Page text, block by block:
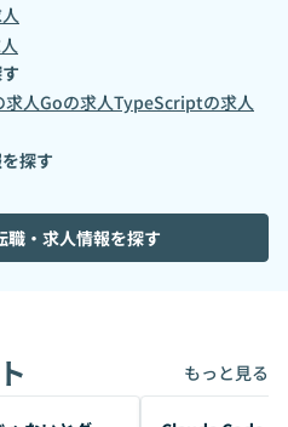
求人Goの求人TypeScriptの求人
探す
職・求人情報を探す
もっと見る